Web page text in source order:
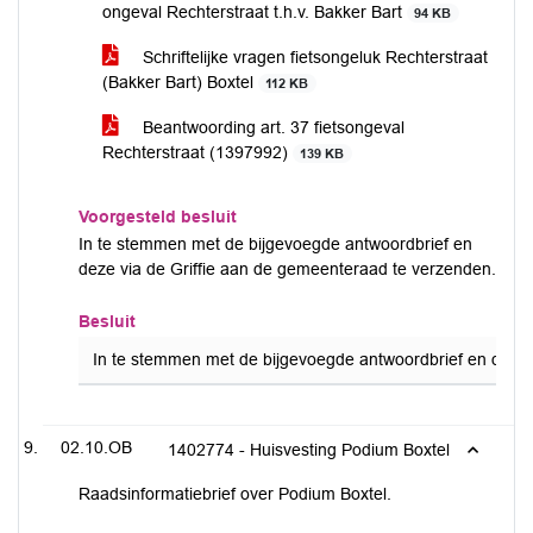
ongeval Rechterstraat t.h.v. Bakker Bart 94 KB
Schriftelijke vragen fietsongeluk Rechterstraat
(Bakker Bart) Boxtel
112 KB
Beantwoording art. 37 fietsongeval
Rechterstraat (1397992)
139 KB
Voorgesteld besluit
In te stemmen met de bijgevoegde antwoordbrief en
deze via de Griffie aan de gemeenteraad te verzenden.
Besluit
In te stemmen met de bijgevoegde antwoordbrief en
02.10.OB 1402774 - Huisvesting Podium Boxtel
Raadsinformatiebrief over Podium Boxtel.